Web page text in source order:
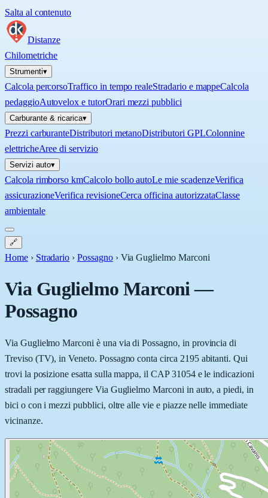
Salta al contenuto
Distanze
Chilometriche
Strumenti▾
Calcola percorsoTraffico in tempo realeStradario e mappeCalcola
pedaggioAutovelox e tutorOrari mezzi pubblici
Carburante & ricarica▾
Prezzi carburanteDistributori metanoDistributori GPLColonnine
elettricheAree di servizio
Servizi auto▾
Calcola rimborso kmCalcolo bollo autoLe mie scadenzeVerifica
assicurazioneVerifica revisioneCerca officina autorizzataClasse
ambientale
🔗
Home › Stradario › Possagno › Via Guglielmo Marconi
Via Guglielmo Marconi—
Possagno
Via Guglielmo Marconi è una via di Possagno, in provincia di
Treviso (TV), in Veneto. Possagno conta circa 2195 abitanti. Qui
trovi la posizione esatta sulla mappa, il CAP 31054 e le indicazioni
stradali per raggiungere Via Guglielmo Marconi in auto, a piedi, in
bici o con i mezzi pubblici, oltre alle vie e piazze nelle immediate
vicinanze.